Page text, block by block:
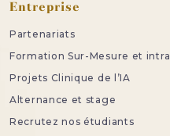
Entreprise
Partenariats
Formation Sur-Mesure et intra
Projets Clinique de l’IA
Alternance et stage
Recrutez nos étudiants